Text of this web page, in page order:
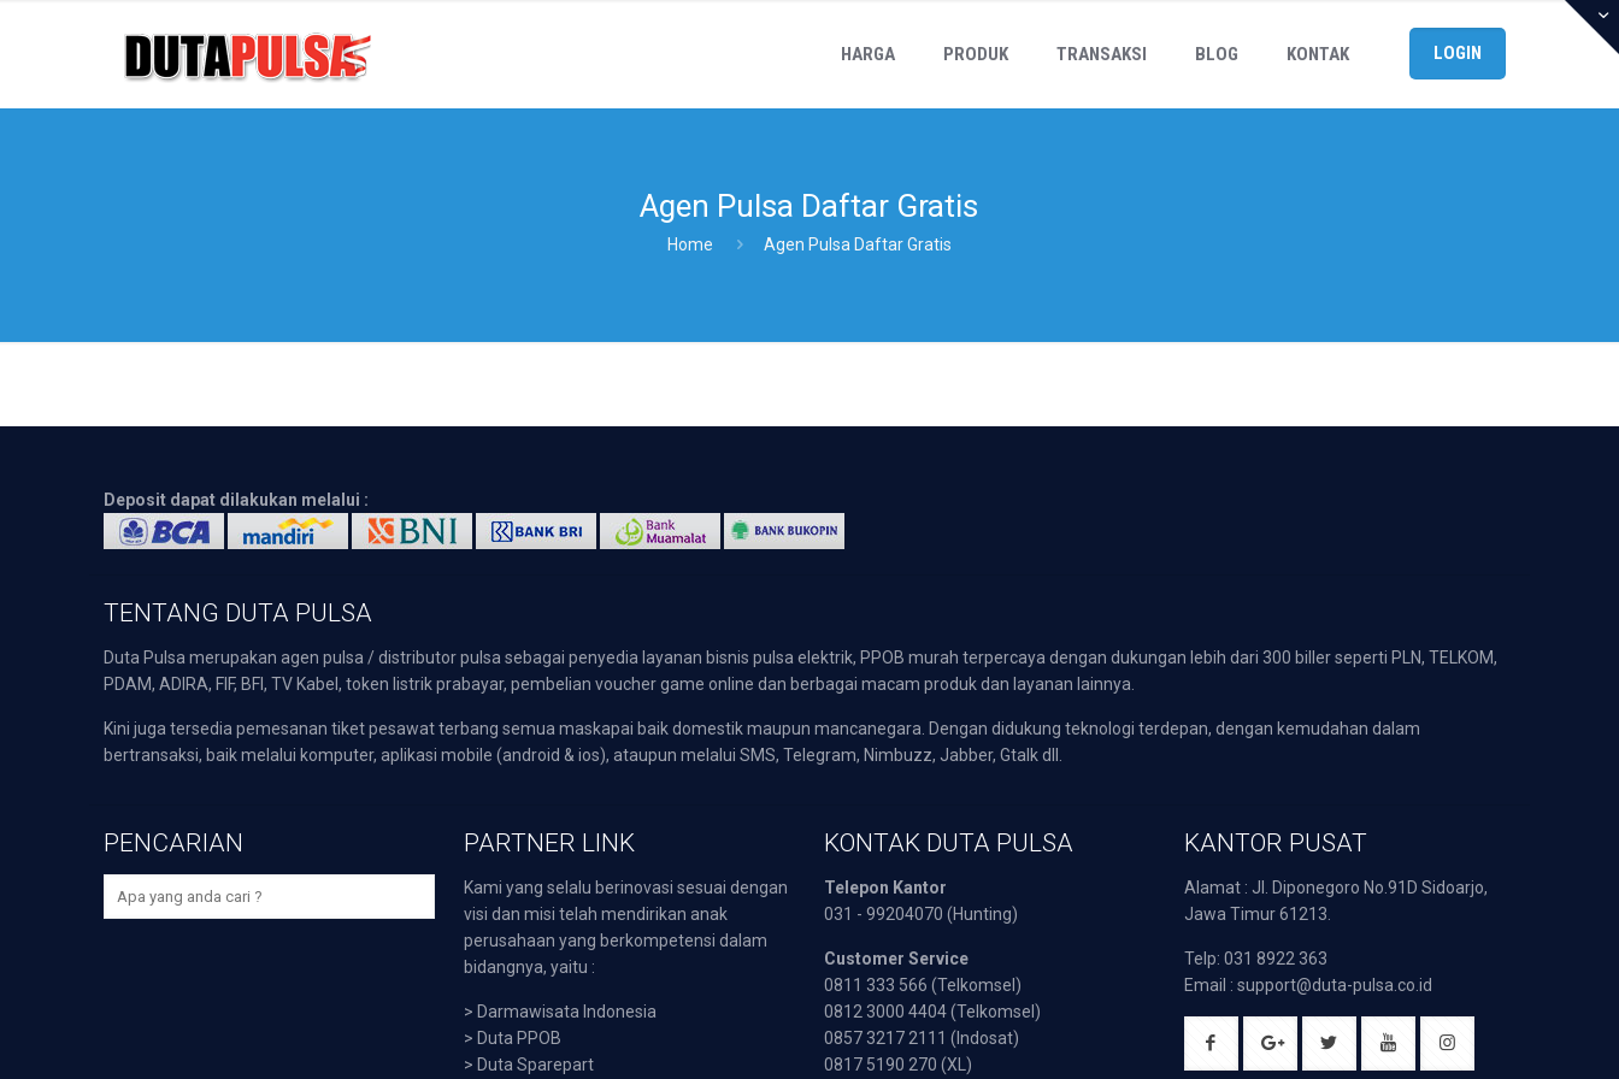
HARGA PRODUK TRANSAKSI BLOG KONTAK LOGIN
Agen Pulsa Daftar Gratis
Home Agen Pulsa Daftar Gratis
Deposit dapat dilakukan melalui :
TENTANG DUTA PULSA
Duta Pulsa merupakan agen pulsa / distributor pulsa sebagai penyedia layanan bisnis pulsa elektrik, PPOB murah terpercaya dengan dukungan lebih dari 300 biller seperti PLN, TELKOM,
PDAM, ADIRA, FIF, BFI, TV Kabel, token listrik prabayar, pembelian voucher game online dan berbagai macam produk dan layanan lainnya.
Kini juga tersedia pemesanan tiket pesawat terbang semua maskapai baik domestik maupun mancanegara. Dengan didukung teknologi terdepan, dengan kemudahan dalam
bertransaksi, baik melalui komputer, aplikasi mobile (android & ios), ataupun melalui SMS, Telegram, Nimbuzz, Jabber, Gtalk dll.
PENCARIAN PARTNER LINK
Kami yang selalu berinovasi sesuai dengan
visi dan misi telah mendirikan anak
perusahaan yang berkompetensi dalam
bidangnya, yaitu :
> Darmawisata Indonesia
> Duta PPOB
> Duta Sparepart
KONTAK DUTA PULSA
Telepon Kantor
031 - 99204070 (Hunting)
Customer Service
0811 333 566 (Telkomsel)
0812 3000 4404 (Telkomsel)
0857 3217 2111 (Indosat)
0817 5190 270 (XL)
KANTOR PUSAT
Alamat : Jl. Diponegoro No.91D Sidoarjo,
Jawa Timur 61213.
Telp: 031 8922 363
Email : support@duta-pulsa.co.id